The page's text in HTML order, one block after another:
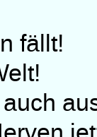
fällt!